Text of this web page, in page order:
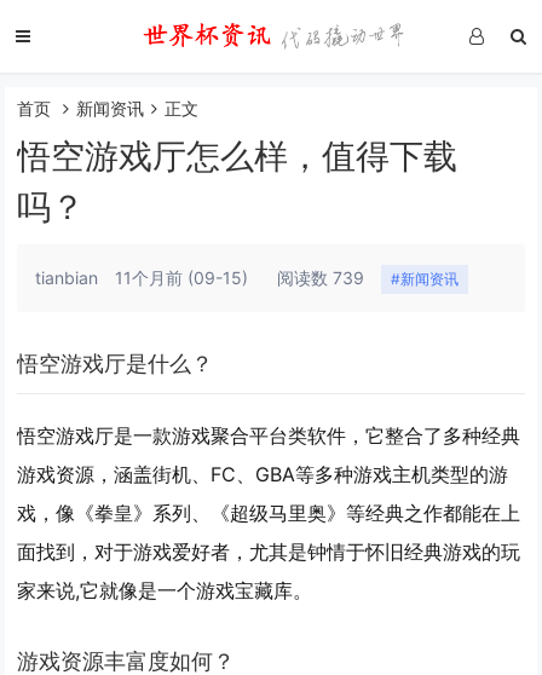
首页 新闻资讯 正文
悟空游戏厅怎么样，值得下载
吗？
tianbian 11个月前 (09-15) 阅读数 739 #新闻资讯
悟空游戏厅是什么？
悟空游戏厅是一款游戏聚合平台类软件，它整合了多种经典
游戏资源，涵盖街机、FC、GBA等多种游戏主机类型的游
戏，像《拳皇》系列、《超级马里奥》等经典之作都能在上
面找到，对于游戏爱好者，尤其是钟情于怀旧经典游戏的玩
家来说,它就像是一个游戏宝藏库。
游戏资源丰富度如何？